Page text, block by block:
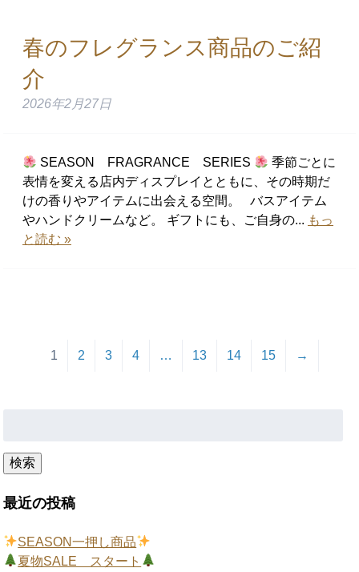
春のフレグランス商品のご紹
介
2026年2月27日
SEASON FRAGRANCE SERIES
季節ごとに
表情を変える店内ディスプレイとともに、その時期だ
けの香りやアイテムに出会える空間。 バスアイテム
やハンドクリームなど。 ギフトにも、ご自身の... もっ
と読む »
1 2 3 4 … 13 14 15 →
検索
最近の投稿
SEASON一押し商品
夏物SALE スタート